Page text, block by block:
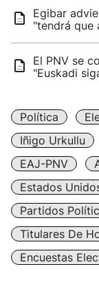
Egibar
"tendrá que
El PNV se
"Euskadi
Política
Iñigo Urkullu
EAJ-PNV
Estados
Partidos
Titulares De
Encuestas